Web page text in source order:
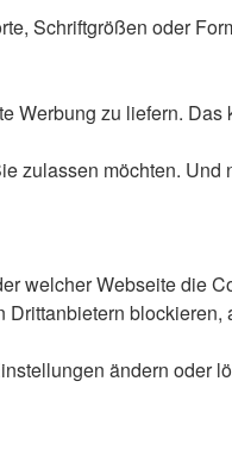
Schriftgrößen oder
zu liefern.
zulassen möchten.
welcher Webseite die
ändern oder